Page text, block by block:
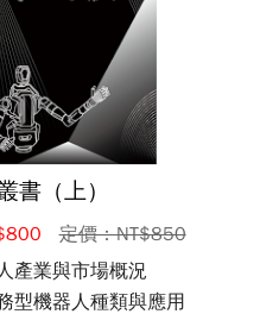
書（上）
定價：NT$850
產業與市場概況
型機器人種類與應用